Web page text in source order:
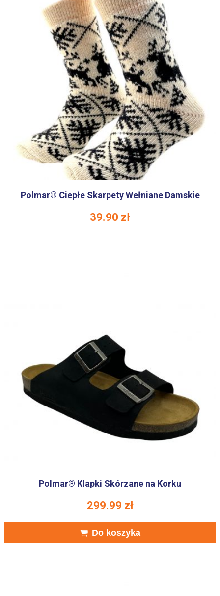
Polmar® Ciepłe Skarpety Wełniane Damskie
39.90 zł
Polmar® Klapki Skórzane na Korku
299.99 zł
Do koszyka